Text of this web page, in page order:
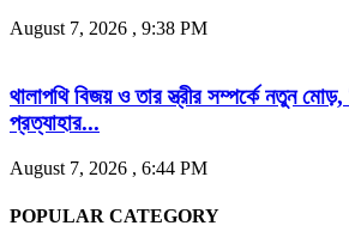
August 7, 2026 , 9:38 PM
থালাপথি বিজয় ও তার স্ত্রীর সম্পর্কে নতুন
প্রত্যাহার...
August 7, 2026 , 6:44 PM
POPULAR CATEGORY